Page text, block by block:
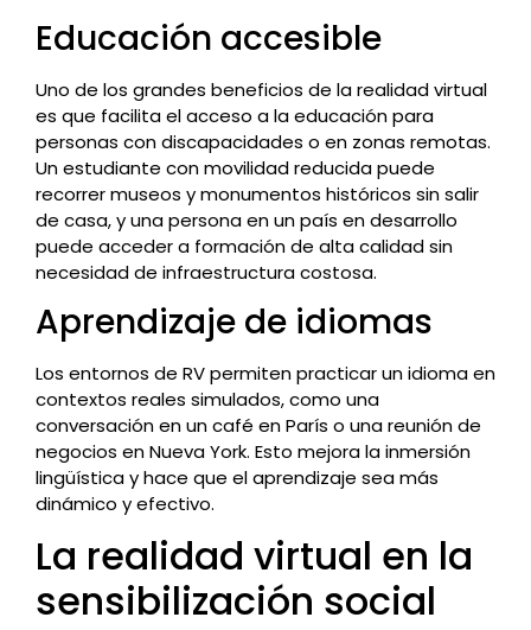
Educación accesible
Uno de los grandes beneficios de la realidad virtual
es que facilita el acceso a la educación para
personas con discapacidades o en zonas remotas.
Un estudiante con movilidad reducida puede
recorrer museos y monumentos históricos sin salir
de casa, y una persona en un país en desarrollo
puede acceder a formación de alta calidad sin
necesidad de infraestructura costosa.
Aprendizaje de idiomas
Los entornos de RV permiten practicar un idioma en
contextos reales simulados, como una
conversación en un café en París o una reunión de
negocios en Nueva York. Esto mejora la inmersión
lingüística y hace que el aprendizaje sea más
dinámico y efectivo.
La realidad virtual en la
sensibilización social